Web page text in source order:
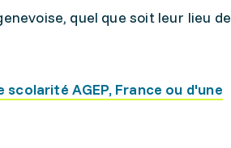
quel que soit leur lieu de
AGEP, France ou d'une